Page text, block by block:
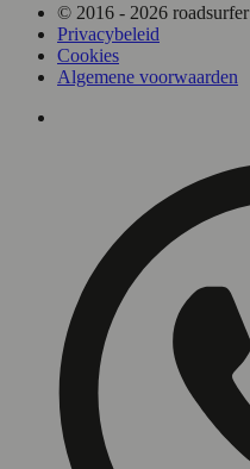
© 2016 - 2026 roadsurfer
Privacybeleid
Cookies
Algemene voorwaarden